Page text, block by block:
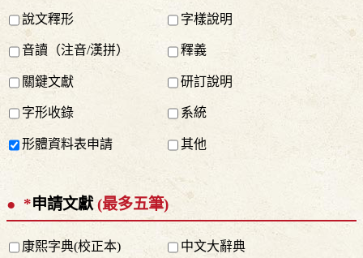
說文釋形 字樣說明
音讀（注音/漢拼） 釋義
關鍵文獻 研訂說明
字形收錄 系統
形體資料表申請 其他
*申請文獻(最多五筆)
康熙字典(校正本) 中文大辭典